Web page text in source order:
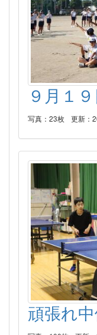
９月１
写真：23枚 更新：
頑張れ